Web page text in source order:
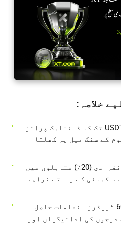
خلاصہ:
XT XFC S2 میں 3,000,000 USDT تک کا ڈائنامک پرائز
کے سنگ میل پر کھلتا
ریوارڈز ٹیم (80٪) اور انفرادی (20٪) مقابلوں میں
کمائی کے راستے فراہم
ٹاپ 20 ٹیمیں اور ٹاپ 600 ٹریڈرز انعامات حاصل
کی ادائیگیاں اور